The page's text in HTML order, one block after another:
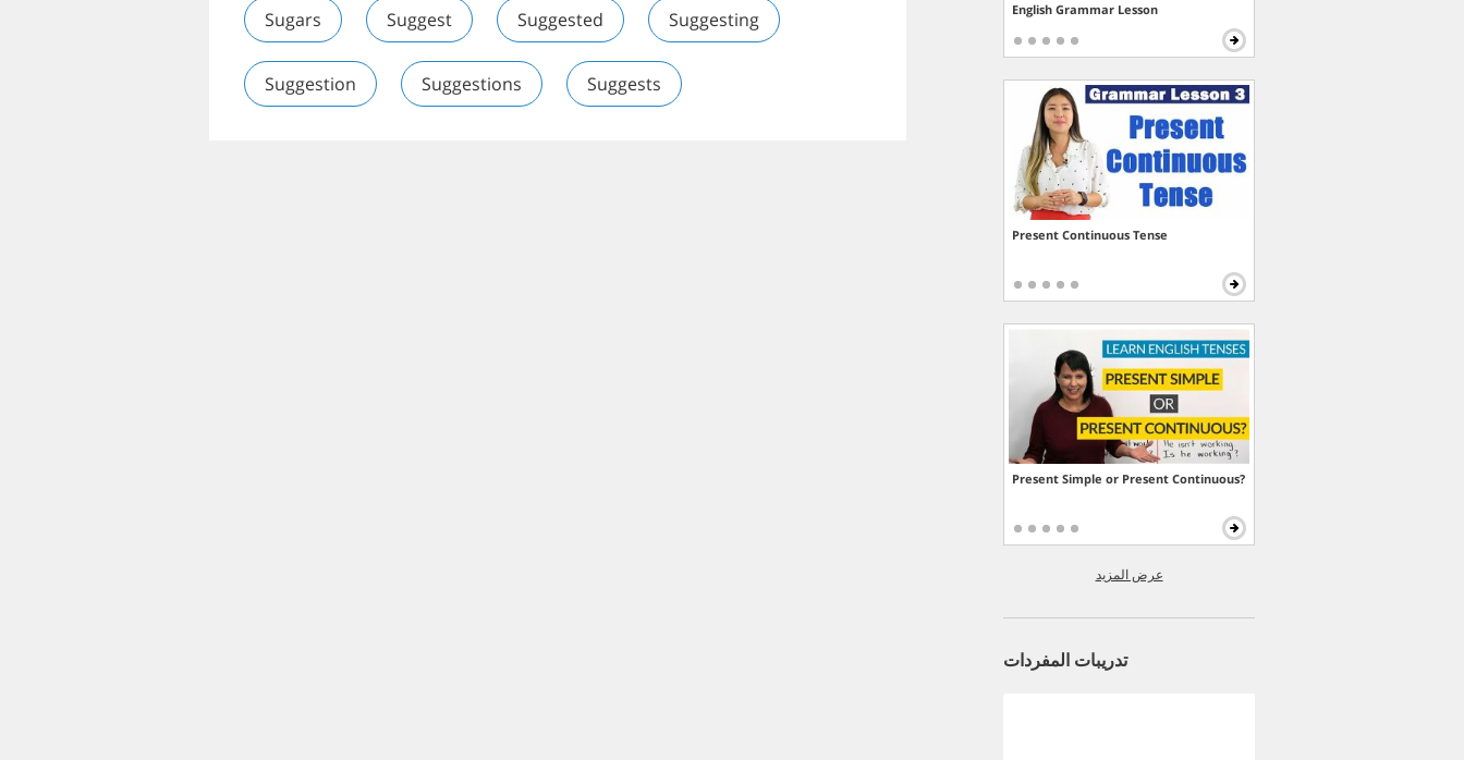
Sugars Suggest Suggested Suggesting
Suggestion Suggestions Suggests
English Grammar Lesson
Present Continuous Tense
Present Simple or Present Continuous?
عرض المزيد
تدريبات المفردات